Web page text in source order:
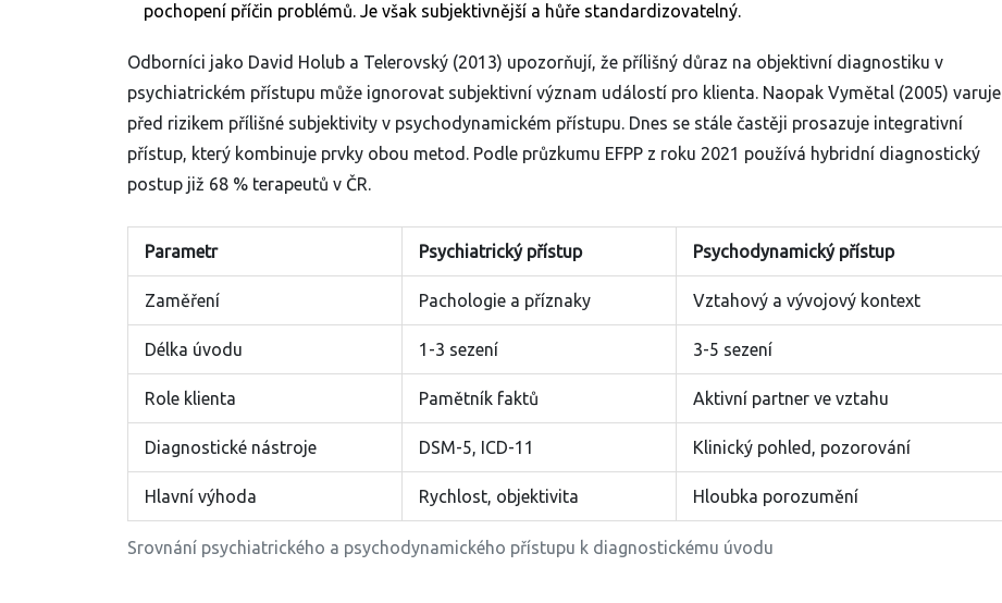
pochopení příčin problémů. Je však subjektivnější a hůře standardizovatelný.
Odborníci jako David Holub a Telerovský (2013) upozorňují, že přílišný důraz na objektivní diagnostiku v
psychiatrickém přístupu může ignorovat subjektivní význam událostí pro klienta. Naopak Vymětal (2005) varuje
před rizikem přílišné subjektivity v psychodynamickém přístupu. Dnes se stále častěji prosazuje integrativní
přístup, který kombinuje prvky obou metod. Podle průzkumu EFPP z roku 2021 používá hybridní diagnostický
postup již 68 % terapeutů v ČR.
Srovnání psychiatrického a psychodynamického přístupu k diagnostickému úvodu
Parametr Psychiatrický přístup Psychodynamický přístup
Zaměření Pachologie a příznaky Vztahový a vývojový kontext
Délka úvodu 1-3 sezení 3-5 sezení
Role klienta Pamětník faktů Aktivní partner ve vztahu
Diagnostické nástroje DSM-5, ICD-11 Klinický pohled, pozorování
Hlavní výhoda Rychlost, objektivita Hloubka porozumění